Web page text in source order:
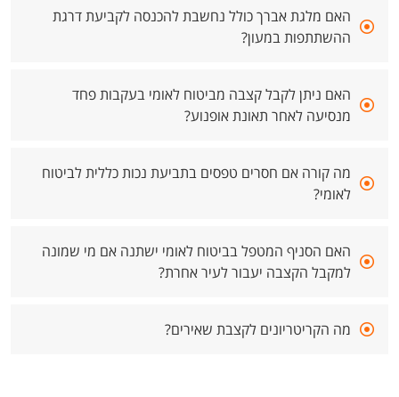
האם מלגת אברך כולל נחשבת להכנסה לקביעת דרגת
ההשתתפות במעון?
האם ניתן לקבל קצבה מביטוח לאומי בעקבות פחד
מנסיעה לאחר תאונת אופנוע?
מה קורה אם חסרים טפסים בתביעת נכות כללית לביטוח
לאומי?
האם הסניף המטפל בביטוח לאומי ישתנה אם מי שמונה
למקבל הקצבה יעבור לעיר אחרת?
מה הקריטריונים לקצבת שאירים?